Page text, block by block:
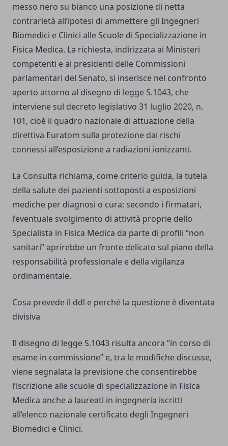
messo nero su bianco una posizione di netta
contrarietà all’ipotesi di ammettere gli Ingegneri
Biomedici e Clinici alle Scuole di Specializzazione in
Fisica Medica. La richiesta, indirizzata ai Ministeri
competenti e ai presidenti delle Commissioni
parlamentari del Senato, si inserisce nel confronto
aperto attorno al disegno di legge S.1043, che
interviene sul decreto legislativo 31 luglio 2020, n.
101, cioè il quadro nazionale di attuazione della
direttiva Euratom sulla protezione dai rischi
connessi all’esposizione a radiazioni ionizzanti.
La Consulta richiama, come criterio guida, la tutela
della salute dei pazienti sottoposti a esposizioni
mediche per diagnosi o cura: secondo i firmatari,
l’eventuale svolgimento di attività proprie dello
Specialista in Fisica Medica da parte di profili “non
sanitari” aprirebbe un fronte delicato sul piano della
responsabilità professionale e della vigilanza
ordinamentale.
Cosa prevede il ddl e perché la questione è diventata
divisiva
Il disegno di legge S.1043 risulta ancora “in corso di
esame in commissione” e, tra le modifiche discusse,
viene segnalata la previsione che consentirebbe
l’iscrizione alle scuole di specializzazione in Fisica
Medica anche a laureati in ingegneria iscritti
all’elenco nazionale certificato degli Ingegneri
Biomedici e Clinici.